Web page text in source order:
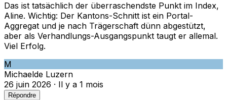
Das ist tatsächlich der überraschendste Punkt im Index,
Aline. Wichtig: Der Kantons-Schnitt ist ein Portal-
Aggregat und je nach Trägerschaft dünn abgestützt,
aber als Verhandlungs-Ausgangspunkt taugt er allemal.
Viel Erfolg.
M
Michaelde Luzern
26 juin 2026 · Il y a 1 mois
Répondre